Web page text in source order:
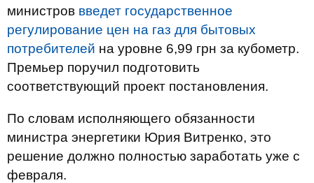
министров введет государственное
регулирование цен на газ для бытовых
потребителей на уровне 6,99 грн за кубометр.
Премьер поручил подготовить
соответствующий проект постановления.
По словам исполняющего обязанности
министра энергетики Юрия Витренко, это
решение должно полностью заработать уже с
февраля.